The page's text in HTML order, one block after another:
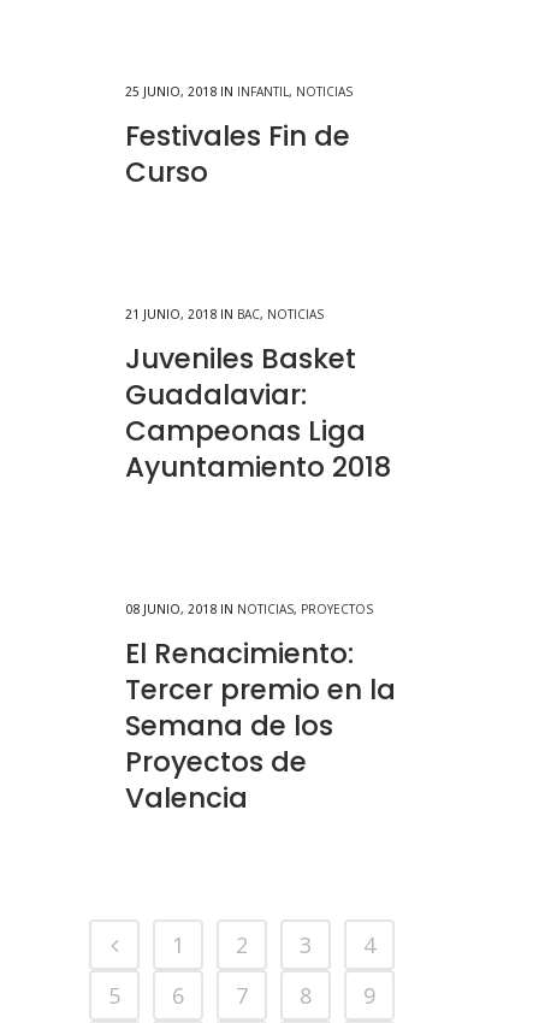
25 JUNIO, 2018 IN INFANTIL, NOTICIAS
Festivales Fin de
Curso
21 JUNIO, 2018 IN BAC, NOTICIAS
Juveniles Basket
Guadalaviar:
Campeonas Liga
Ayuntamiento 2018
08 JUNIO, 2018 IN NOTICIAS, PROYECTOS
El Renacimiento:
Tercer premio en la
Semana de los
Proyectos de
Valencia
1 2 3
4
5
6 7 8
9